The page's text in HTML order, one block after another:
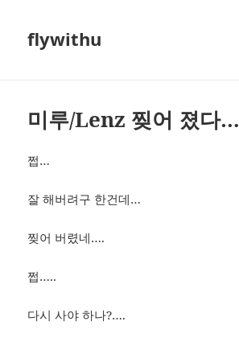
flywithu
미루/Lenz 찢어 졌다…
쩝…
잘 해버려구 한건데…
찢어 버렸네….
쩝…..
다시 사야 하나?….